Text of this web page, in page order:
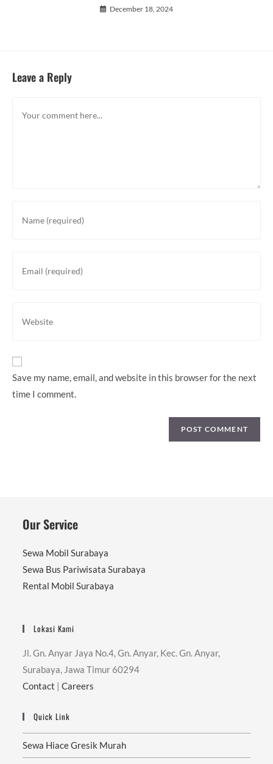
December 18, 2024
Leave a Reply
your
username
your
your
URL
Save my name, email, and website in this browser for the next
time I comment.
Our Service
Sewa Mobil Surabaya
Sewa Bus Pariwisata Surabaya
Rental Mobil Surabaya
Lokasi Kami
Jl. Gn. Anyar Jaya No.4, Gn. Anyar, Kec. Gn. Anyar,
Surabaya, Jawa Timur 60294
Contact |Careers
Quick Link
Sewa Hiace Gresik Murah